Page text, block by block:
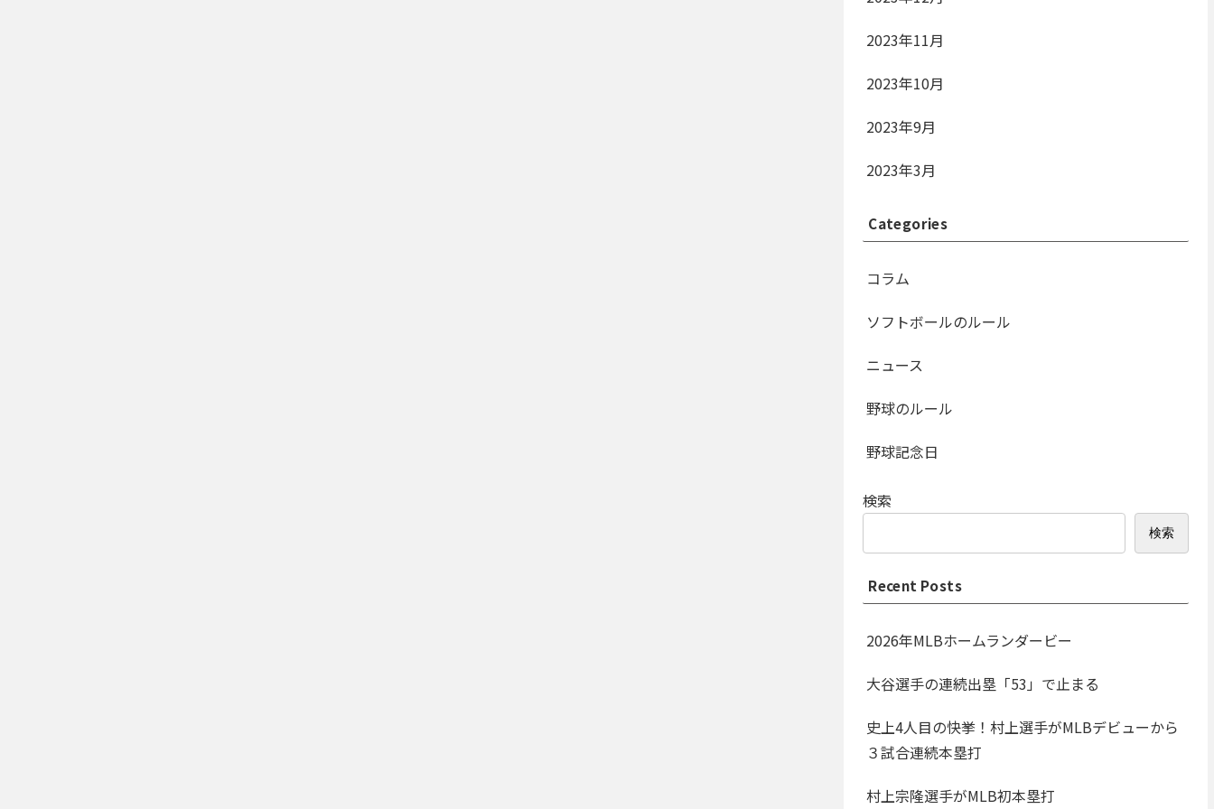
2023年11月
2023年10月
2023年9月
2023年3月
Categories
コラム
ソフトボールのルール
ニュース
野球のルール
野球記念日
検索
検索
Recent Posts
2026年MLBホームランダービー
大谷選手の連続出塁「53」で止まる
史上4人目の快挙！村上選手がMLBデビューから
３試合連続本塁打
村上宗隆選手がMLB初本塁打